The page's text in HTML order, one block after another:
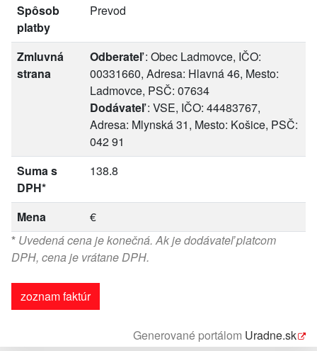
Spôsob
platby
Prevod
Zmluvná
strana
Odberateľ: Obec Ladmovce, IČO:
00331660, Adresa: Hlavná 46, Mesto:
Ladmovce, PSČ: 07634
Dodávateľ: VSE, IČO: 44483767,
Adresa: Mlynská 31, Mesto: Košice, PSČ:
042 91
Suma s
DPH*
138.8
Mena
€
* Uvedená cena je konečná. Ak je dodávateľ platcom
DPH, cena je vrátane DPH.
zoznam faktúr
Generované portálom Uradne.sk